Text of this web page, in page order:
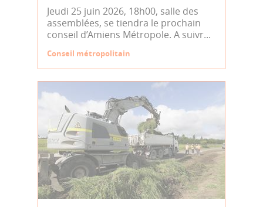
Jeudi 25 juin 2026, 18h00, salle des
assemblées, se tiendra le prochain
conseil d’Amiens Métropole. A suivr...
Conseil métropolitain